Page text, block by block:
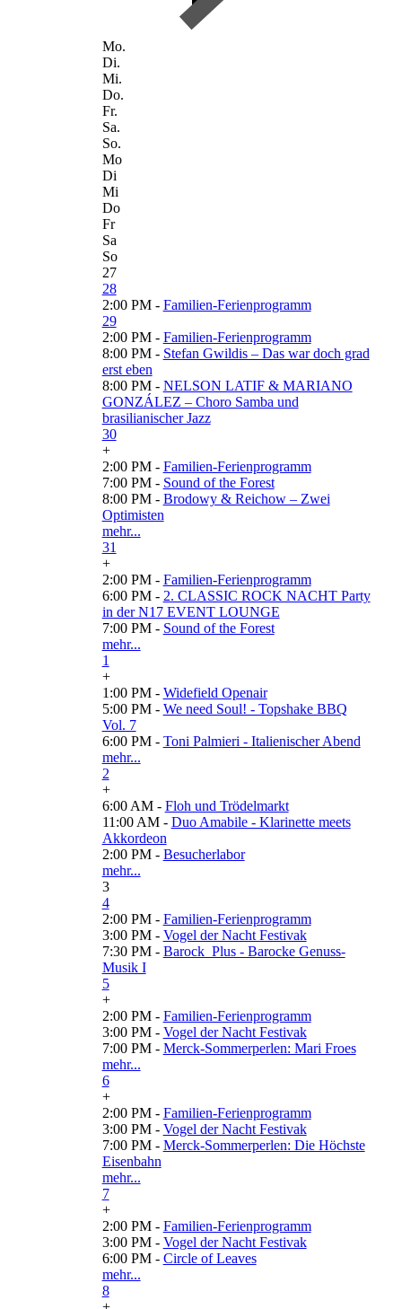
Mo.
Di.
Mi.
Do.
Fr.
Sa.
So.
Mo
Di
Mi
Do
Fr
Sa
So
27
28
2:00 PM - Familien-Ferienprogramm
29
2:00 PM - Familien-Ferienprogramm
8:00 PM - Stefan Gwildis – Das war doch grad
erst eben
8:00 PM - NELSON LATIF & MARIANO
GONZÁLEZ – Choro Samba und
brasilianischer Jazz
30
+
2:00 PM - Familien-Ferienprogramm
7:00 PM - Sound of the Forest
8:00 PM - Brodowy & Reichow – Zwei
Optimisten
mehr...
31
+
2:00 PM - Familien-Ferienprogramm
6:00 PM - 2. CLASSIC ROCK NACHT Party
in der N17 EVENT LOUNGE
7:00 PM - Sound of the Forest
mehr...
1
+
1:00 PM - Widefield Openair
5:00 PM - We need Soul! - Topshake BBQ
Vol. 7
6:00 PM - Toni Palmieri - Italienischer Abend
mehr...
2
+
6:00 AM - Floh und Trödelmarkt
11:00 AM - Duo Amabile - Klarinette meets
Akkordeon
2:00 PM - Besucherlabor
mehr...
3
4
2:00 PM - Familien-Ferienprogramm
3:00 PM - Vogel der Nacht Festivak
7:30 PM - Barock_Plus - Barocke Genuss-
Musik I
5
+
2:00 PM - Familien-Ferienprogramm
3:00 PM - Vogel der Nacht Festivak
7:00 PM - Merck-Sommerperlen: Mari Froes
mehr...
6
+
2:00 PM - Familien-Ferienprogramm
3:00 PM - Vogel der Nacht Festivak
7:00 PM - Merck-Sommerperlen: Die Höchste
Eisenbahn
mehr...
7
+
2:00 PM - Familien-Ferienprogramm
3:00 PM - Vogel der Nacht Festivak
6:00 PM - Circle of Leaves
mehr...
8